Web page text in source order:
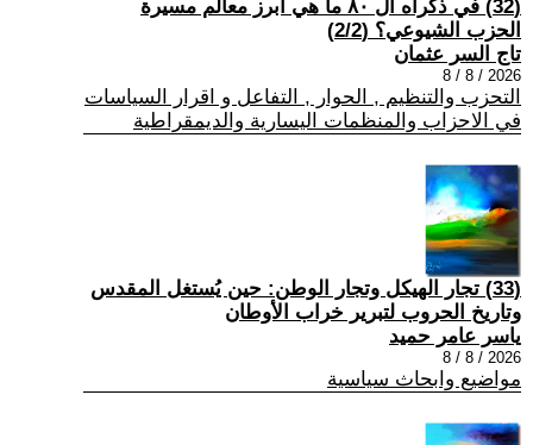
(32) في ذكراه ال ٨٠ ما هي أبرز معالم مسيرة
الحزب الشيوعي؟ (2/2)
تاج السر عثمان
2026 / 8 / 8
التحزب والتنظيم , الحوار , التفاعل و اقرار السياسات
في الاحزاب والمنظمات اليسارية والديمقراطية
(33) تجار الهيكل وتجار الوطن: حين يُستغل المقدس
وتاريخ الحروب لتبرير خراب الأوطان
ياسر عامر حميد
2026 / 8 / 8
مواضيع وابحاث سياسية